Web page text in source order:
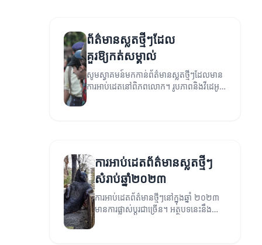
ព័ត៌មានស្លតថ្មីៗដែល
គួរឱ្យកត់សម្គាល់
សូមស្វាគមន៍មកកាន់ព័ត៌មានស្លតថ្មីៗដែលមាន
ការអាប់ដេតនៅពិភពលោក។ រូបភាពនិងវីដេអូ
ដែលជាតំណភ្ជាប់នឹងឱ្យអ្នកទទួលបានព័ត៌មាន
ការអាប់ដេត​ព័ត៌មានស្លតថ្មីៗ
សំរាប់ឆ្នាំ២០២៣
ការអាប់ដេតព័ត៌មានថ្មីៗនៅក្នុងឆ្នាំ ២០២៣
មានការផ្លាស់ប្តូរជាច្រើន។ អត្ថបទនេះនឹង